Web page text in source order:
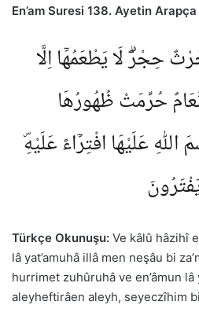
En’am Suresi 138. Ayetin
حِجْرٌۗ لَا يَطْعَمُهَٓا اِلَّا
حُرِّمَتْ ظُهُورُهَا
اللّٰهِ عَلَيْهَا افْتِرَٓاءً عَلَيْهِۜ
Türkçe Okunuşu: Ve kâlû hâzihî
lâ yat’amuhâ illâ men neşâu bi
hurrimet zuhûruhâ ve en’âmun
aleyheftirâen aleyh, seyeczîhim